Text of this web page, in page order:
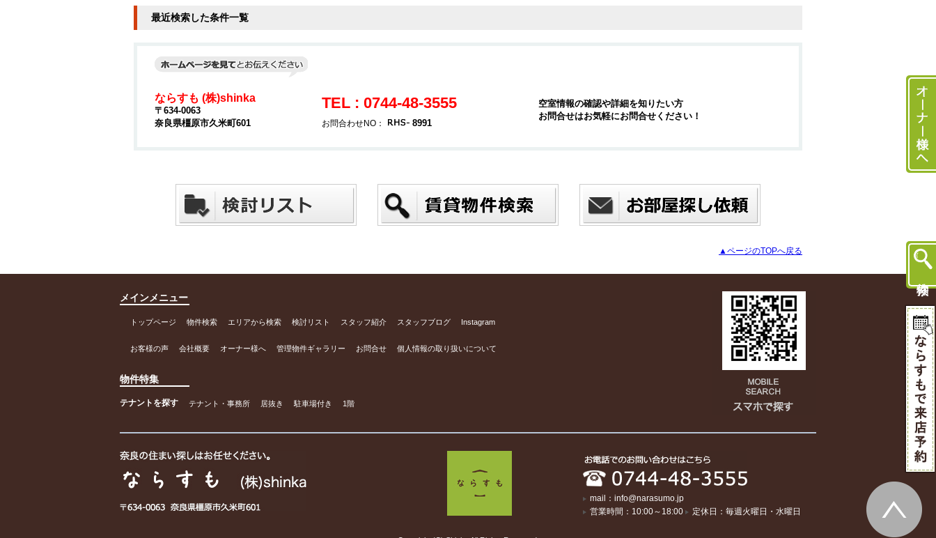
最近検索した条件一覧
ならすも (株)shinka
〒634-0063
奈良県橿原市久米町601
TEL : 0744-48-3555
お問合わせNO： 8991
空室情報の確認や詳細を知りたい方
お問合せはお気軽にお問合せください！
▲ページのTOPへ戻る
メインメニュー
トップページ 物件検索 エリアから検索 検討リスト スタッフ紹介 スタッフブログ Instagram
お客様の声 会社概要 オーナー様へ 管理物件ギャラリー お問合せ 個人情報の取り扱いについて
物件特集
テナントを探す テナント・事務所 居抜き 駐車場付き 1階
mail：info@narasumo.jp
営業時間：10:00～18:00
定休日：毎週火曜日・水曜日